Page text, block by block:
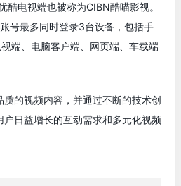
酷电视端也被称为CIBN酷喵影视。
号最多同时登录3台设备，包括手
端、电脑客户端、网页端、车载端
的视频内容，并通过不断的技术创
日益增长的互动需求和多元化视频